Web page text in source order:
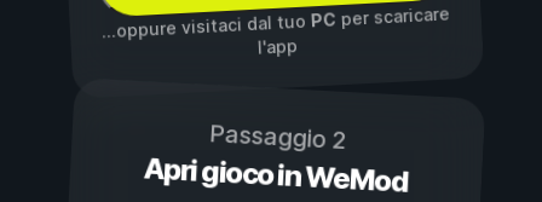
...oppure visitaci dal tuoPC per scaricare
l'app
Passaggio 2
Apri gioco in WeMod